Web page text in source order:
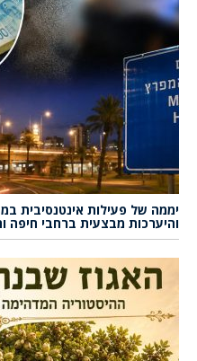
יממה של פעילות אינטנסיבית
והיערכות מבצעית ברחבי חיפה